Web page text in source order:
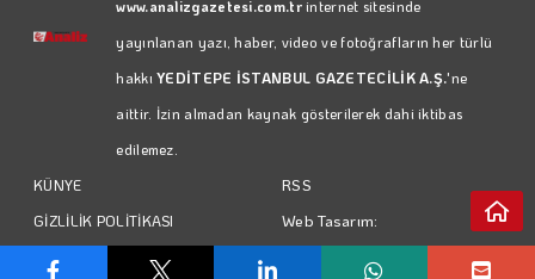
www.analizgazetesi.com.trinternet sitesinde
yayınlanan yazı, haber, video ve fotoğrafların her türlü
hakkıYEDİTEPE İSTANBUL GAZETECİLİK A.Ş.'ne
aittir. İzin almadan kaynak gösterilerek dahi iktibas
edilemez.
KÜNYE
GİZLİLİK POLİTİKASI
KULLANIM KOŞULLARI
RSS
Web Tasarım: